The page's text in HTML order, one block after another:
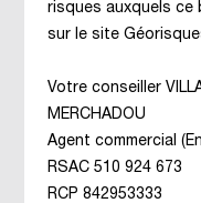
risques auxquels
sur le site
Votre conseiller
MERCHADOU
Agent commercial
RSAC 510 924 673
RCP 842953333